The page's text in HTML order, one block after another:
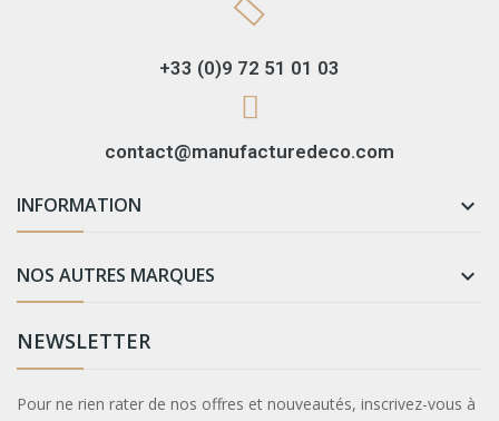
+33 (0)9 72 51 01 03
contact@manufacturedeco.com
INFORMATION 
NOS AUTRES MARQUES 
NEWSLETTER
Pour ne rien rater de nos offres et nouveautés, inscrivez-vous à